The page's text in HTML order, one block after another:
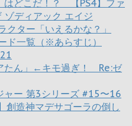
はどこだ！？ 【PS4】ファ
ディアック エイジ
クター「いえるかな？」
一覧（※あらすじ）
たん」←キモ過ぎ！ Re:ゼ
ー 第3シリーズ #15〜16
創造神マデサゴーラの倒し